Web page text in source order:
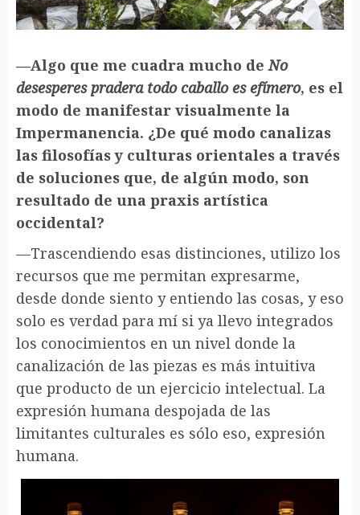
—Algo que me cuadra mucho deNo
desesperes pradera todo caballo es efímero, es el
modo de manifestar visualmente la
Impermanencia. ¿De qué modo canalizas
las filosofías y culturas orientales a través
de soluciones que, de algún modo, son
resultado de una praxis artística
occidental?
—Trascendiendo esas distinciones, utilizo los
recursos que me permitan expresarme,
desde donde siento y entiendo las cosas, y eso
solo es verdad para mí si ya llevo integrados
los conocimientos en un nivel donde la
canalización de las piezas es más intuitiva
que producto de un ejercicio intelectual. La
expresión humana despojada de las
limitantes culturales es sólo eso, expresión
humana.